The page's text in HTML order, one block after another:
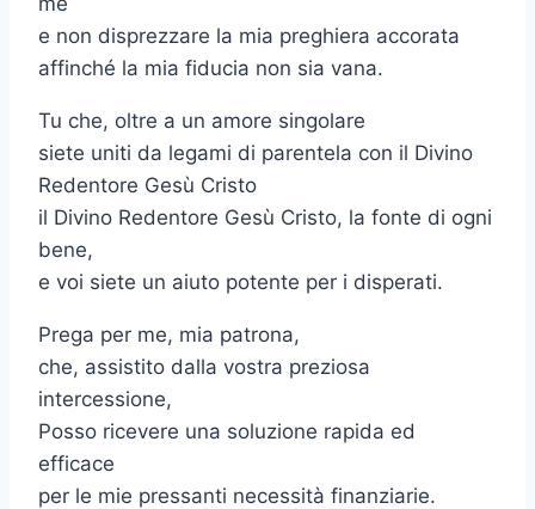
e non disprezzare la mia preghiera accorata
affinché la mia fiducia non sia vana.
Tu che, oltre a un amore singolare
siete uniti da legami di parentela con il Divino
Redentore Gesù Cristo
il Divino Redentore Gesù Cristo, la fonte di ogni
bene,
e voi siete un aiuto potente per i disperati.
Prega per me, mia patrona,
che, assistito dalla vostra preziosa
intercessione,
Posso ricevere una soluzione rapida ed
efficace
per le mie pressanti necessità finanziarie.